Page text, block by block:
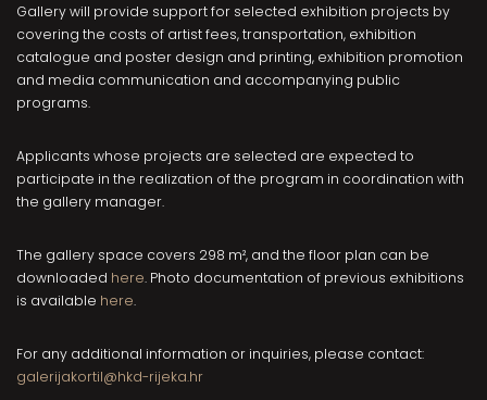
Gallery will provide support for selected exhibition projects by
covering the costs of artist fees, transportation, exhibition
catalogue and poster design and printing, exhibition promotion
and media communication and accompanying public
programs.
Applicants whose projects are selected are expected to
participate in the realization of the program in coordination with
the gallery manager.
The gallery space covers 298 m², and the floor plan can be
downloaded here. Photo documentation of previous exhibitions
is available here.
For any additional information or inquiries, please contact:
galerijakortil@hkd-rijeka.hr